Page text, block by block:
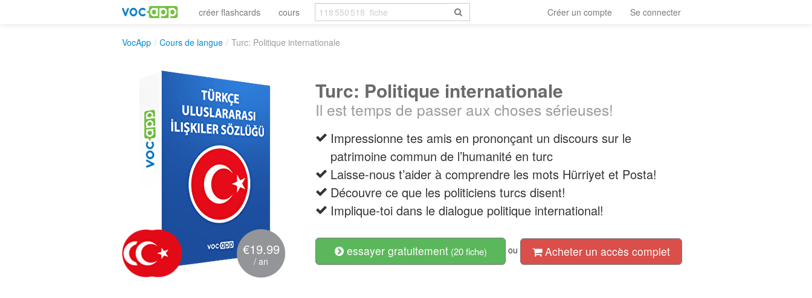
créer flashcards cours Créer un compte Se connecter
VocApp / Cours de langue / Turc: Politique internationale
€19.99
/ an
Turc: Politique internationale
Il est temps de passer aux choses sérieuses!
Impressionne tes amis en prononçant un discours sur le
patrimoine commun de l’humanité en turc
Laisse-nous t’aider à comprendre les mots Hürriyet et Posta!
Découvre ce que les politiciens turcs disent!
Implique-toi dans le dialogue politique international!
essayer gratuitement(20 fiche) ou Acheter un accès complet